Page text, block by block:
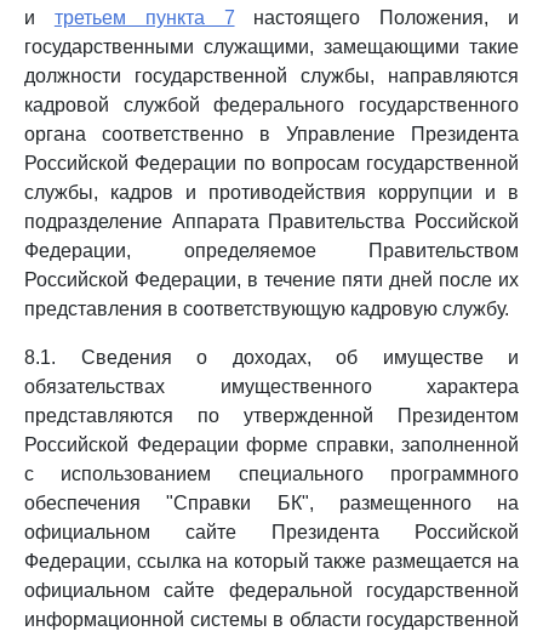
и третьем пункта 7 настоящего Положения, и
государственными служащими, замещающими такие
должности государственной службы, направляются
кадровой службой федерального государственного
органа соответственно в Управление Президента
Российской Федерации по вопросам государственной
службы, кадров и противодействия коррупции и в
подразделение Аппарата Правительства Российской
Федерации, определяемое Правительством
Российской Федерации, в течение пяти дней после их
представления в соответствующую кадровую службу.
8.1. Сведения о доходах, об имуществе и
обязательствах имущественного характера
представляются по утвержденной Президентом
Российской Федерации форме справки, заполненной
с использованием специального программного
обеспечения "Справки БК", размещенного на
официальном сайте Президента Российской
Федерации, ссылка на который также размещается на
официальном сайте федеральной государственной
информационной системы в области государственной